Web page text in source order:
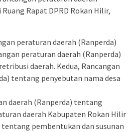
Rapat DPRD Rokan Hilir,
peraturan daerah (Ranperda)
peraturan daerah (Ranperda)
daerah. Kedua, Rancangan
tentang penyebutan nama desa
daerah (Ranperda) tentang
daerah Kabupaten Rokan Hilir
pembentukan dan susunan